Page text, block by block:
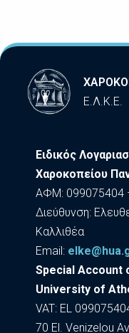
Ε.Λ.Κ.Ε.
Ειδικός
Χαροκοπείου
ΑΦΜ: 099075404
Διεύθυνση:
Καλλιθέα
Εmail:
Special Account
University of
VAT: EL
70 El. Venizelou